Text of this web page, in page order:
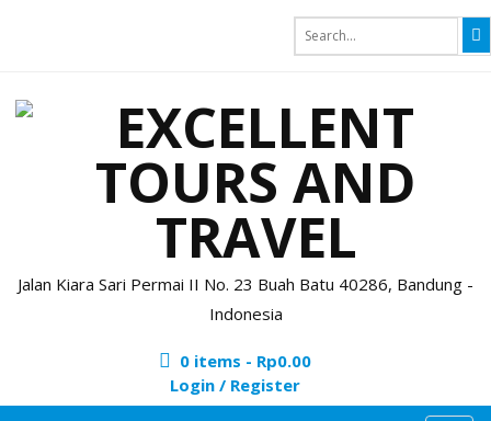
Jalan Kiara Sari Permai II No. 23 Buah Batu 40286, Bandung -
Indonesia
0 items - Rp0.00
Login / Register